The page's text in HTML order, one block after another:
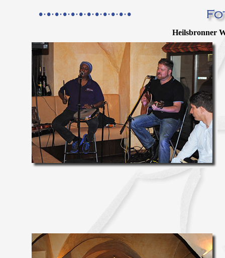
•·•·•·•·•·•·•·•·•·•·•·•
Heilsbronner